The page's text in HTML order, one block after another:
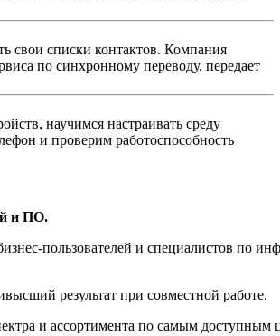
свои списки контактов. Компания
по синхронному переводу, передает
научимся настраивать среду
и проверим работоспособность
и ПО.
пользователей и специалистов по
результат при совместной работе.
и ассортимента по самым